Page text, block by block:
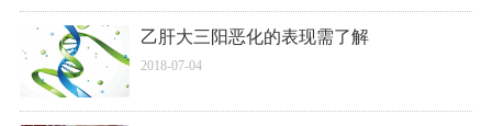
乙肝大三阳恶化的表现需了解
2018-07-04